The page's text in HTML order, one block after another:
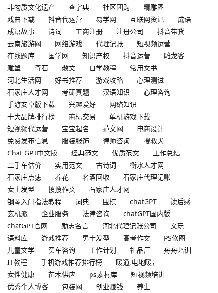
非物质文化遗产
查字典 社区团购
精雕图
戏曲下载
抖音代运营 易学网 互联网资讯
成语
成语故事
诗词 工商注册 注册公司
抖音带货
云南旅游网
网络游戏 代理记账
短视频运营
在线题库
国学网 知识产权 抖音运营
雕龙客
雕塑
奇石 散文 自学教程
常用文书
河北生活网
好书推荐 游戏攻略
心理测试
石家庄人才网
考研真题 汉语知识
心理咨询
手游安卓版下载
兴趣爱好
网络知识
十大品牌排行榜
商标交易
单机游戏下载
短视频代运营
宝宝起名 范文网
电商设计
免费发布信息
服装服饰 律师咨询
搜救犬
Chat GPT中文版
经典范文 优质范文
工作总结
二手车估价
实用范文 古诗词
衡水人才网
石家庄点痣
养花 名酒回收
石家庄代理记账
女士发型
搜搜作文
石家庄人才网
钢琴入门指法教程
词典 围棋 chatGPT
读后感
玄机派
企业服务 法律咨询
chatGPT国内版
chatGPT官网
励志名言 河北代理记账公司
文玩
语料库
游戏推荐 男士发型 高考作文
PS修图
儿童文学
买车咨询 工作计划 礼品厂
舟舟培训
IT教程
手机游戏推荐排行榜
暖通,电地暖，
女性健康
苗木供应 ps素材库
短视频培训
优秀个人博客
包装网 创业赚钱
养生